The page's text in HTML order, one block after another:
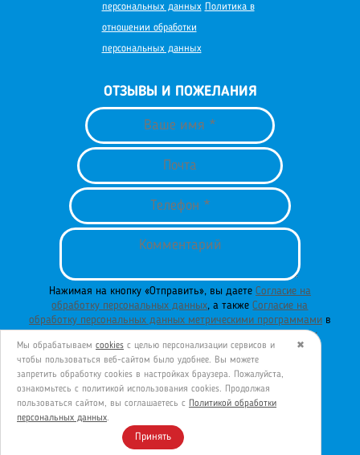
персональных данных Политика в
отношении обработки
персональных данных
ОТЗЫВЫ И ПОЖЕЛАНИЯ
Нажимая на кнопку «Отправить», вы даете Согласие на
обработку персональных данных, а такжеСогласие на
обработку персональных данных метрическими программамив
Политики обработки персональных
данных.
ОТПРАВИТЬ
✖
Мы обрабатываем cookies с целью персонализации сервисов и
чтобы пользоваться веб-сайтом было удобнее. Вы можете
запретить обработку сookies в настройках браузера. Пожалуйста,
ознакомьтесь с политикой использования cookies. Продолжая
пользоваться сайтом, вы соглашаетесь с Политикой обработки
персональных данных.
Принять